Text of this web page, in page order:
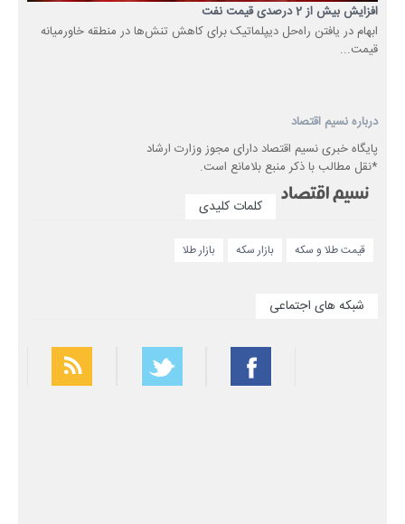
افزایش بیش از 2 درصدی قیمت نفت
ابهام در یافتن راه‌حل‌ دیپلماتیک برای کاهش تنش‌ها در منطقه خاورمیانه
قیمت...
درباره نسیم اقتصاد
پایگاه خبری نسیم اقتصاد دارای مجوز وزارت ارشاد
*نقل مطالب با ذکر منبع بلامانع است.
کلمات کلیدی
قیمت طلا و سکه بازار سکه بازار طلا
شبکه های اجتماعی